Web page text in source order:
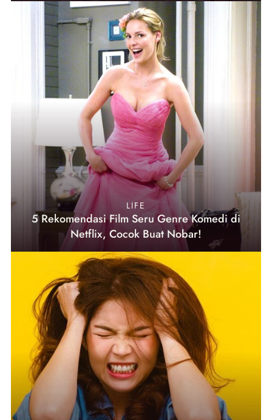
LIFE
5 Rekomendasi Film Seru Genre Komedi di
Netflix, Cocok Buat Nobar!